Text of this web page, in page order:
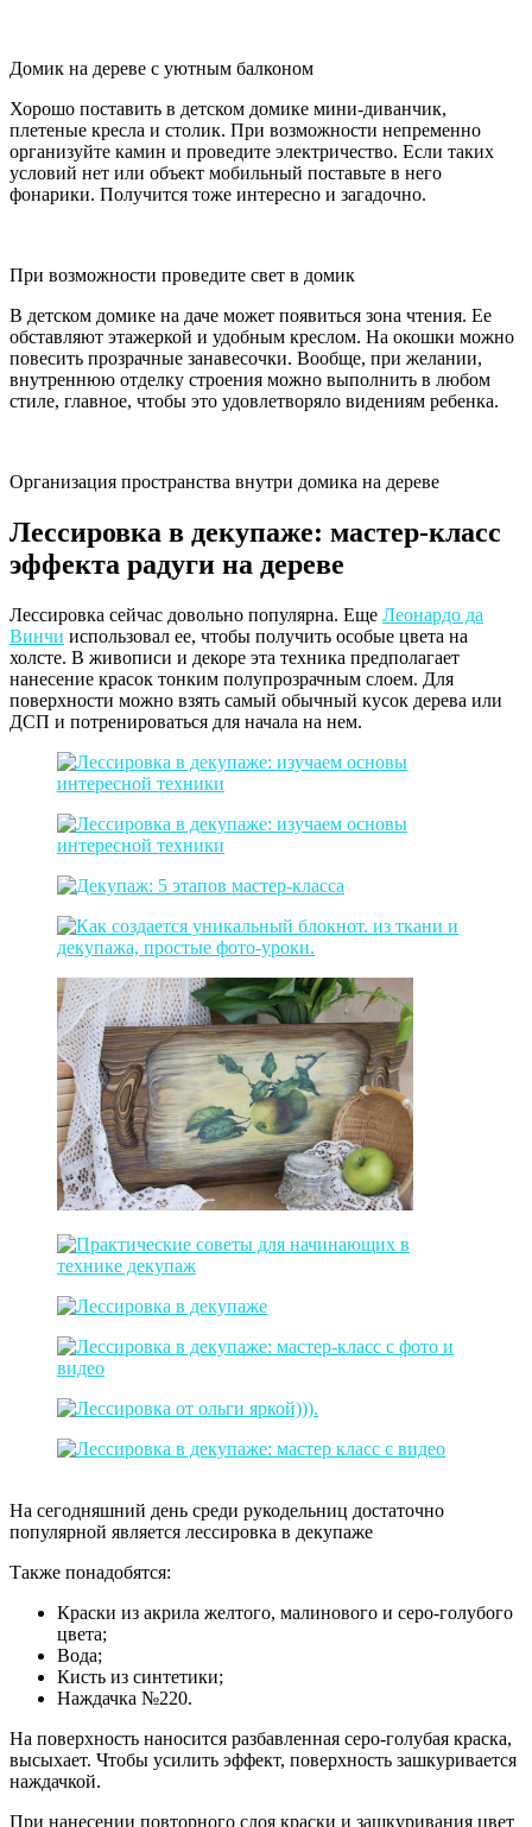
Домик на дереве с уютным балконом
Хорошо поставить в детском домике мини-диванчик,
плетеные кресла и столик. При возможности непременно
организуйте камин и проведите электричество. Если таких
условий нет или объект мобильный поставьте в него
фонарики. Получится тоже интересно и загадочно.
При возможности проведите свет в домик
В детском домике на даче может появиться зона чтения. Ее
обставляют этажеркой и удобным креслом. На окошки можно
повесить прозрачные занавесочки. Вообще, при желании,
внутреннюю отделку строения можно выполнить в любом
стиле, главное, чтобы это удовлетворяло видениям ребенка.
Организация пространства внутри домика на дереве
Лессировка в декупаже: мастер-класс
эффекта радуги на дереве
Лессировка сейчас довольно популярна. Еще Леонардо да
Винчи использовал ее, чтобы получить особые цвета на
холсте. В живописи и декоре эта техника предполагает
нанесение красок тонким полупрозрачным слоем. Для
поверхности можно взять самый обычный кусок дерева или
ДСП и потренироваться для начала на нем.
На сегодняшний день среди рукодельниц достаточно
популярной является лессировка в декупаже
Также понадобятся:
Краски из акрила желтого, малинового и серо-голубого
цвета;
Вода;
Кисть из синтетики;
Наждачка №220.
На поверхность наносится разбавленная серо-голубая краска,
высыхает. Чтобы усилить эффект, поверхность зашкуривается
наждачкой.
При нанесении повторного слоя краски и зашкуривания цвет